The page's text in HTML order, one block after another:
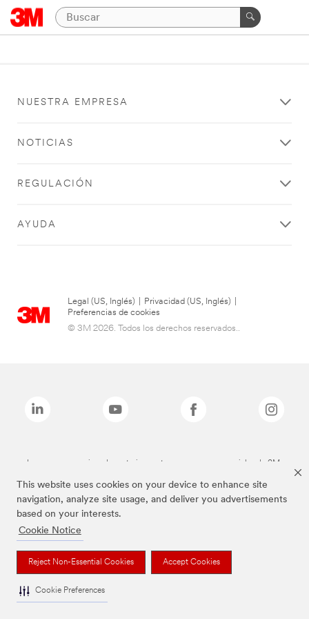
This website uses cookies on your device to enhance site
navigation, analyze site usage, and deliver you advertisements
based on your interests.
Cookie Notice
Reject Non-Essential Cookies Accept Cookies
Cookie Preferences
NUESTRA EMPRESA
NOTICIAS
REGULACIÓN
AYUDA
Legal (US, Inglés) Privacidad (US, Inglés)
Preferencias de cookies
© 3M 2026. Todos los derechos reservados..
Las marcas mencionadas anteriormente son marcas comerciales de 3M.